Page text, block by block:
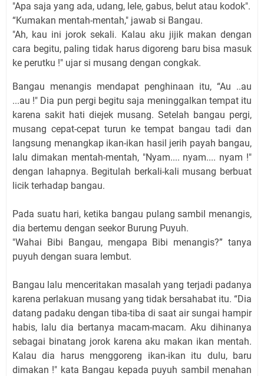
"Apa saja yang ada, udang, lele, gabus, belut atau kodok".
“Kumakan mentah-mentah," jawab si Bangau.
"Ah, kau ini jorok sekali. Kalau aku jijik makan dengan
cara begitu, paling tidak harus digoreng baru bisa masuk
ke perutku !" ujar si musang dengan congkak.
Bangau menangis mendapat penghinaan itu, “Au ..au
...au !" Dia pun pergi begitu saja meninggalkan tempat itu
karena sakit hati diejek musang. Setelah bangau pergi,
musang cepat-cepat turun ke tempat bangau tadi dan
langsung menangkap ikan-ikan hasil jerih payah bangau,
lalu dimakan mentah-mentah, "Nyam.... nyam.... nyam !"
dengan lahapnya. Begitulah berkali-kali musang berbuat
licik terhadap bangau.
Pada suatu hari, ketika bangau pulang sambil menangis,
dia bertemu dengan seekor Burung Puyuh.
"Wahai Bibi Bangau, mengapa Bibi menangis?” tanya
puyuh dengan suara lembut.
Bangau lalu menceritakan masalah yang terjadi padanya
karena perlakuan musang yang tidak bersahabat itu. “Dia
datang padaku dengan tiba-tiba di saat air sungai hampir
habis, lalu dia bertanya macam-macam. Aku dihinanya
sebagai binatang jorok karena aku makan ikan mentah.
Kalau dia harus menggoreng ikan-ikan itu dulu, baru
dimakan !" kata Bangau kepada puyuh sambil menahan